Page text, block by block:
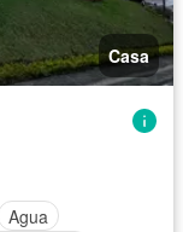
Casa
Agua